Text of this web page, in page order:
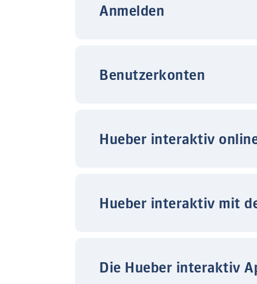
Anmelden
Benutzerkonten
Hueber interaktiv
Hueber interaktiv mit
Die Hueber interaktiv